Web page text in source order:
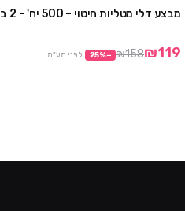
מבצע דלי מטליות חיטוי – 500 יח' – 2 במבצע!
₪119
₪158
−
25% לפני מע"מ